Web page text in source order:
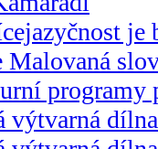
je
Malovaná
programy
výtvarná